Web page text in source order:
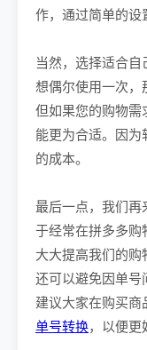
作，通过简单的设
当然，选择适合
想偶尔使用一次，
但如果您的购物需
能更为合适。因
的成本。
最后一点，我们再
于经常在拼多多购
大大提高我们的购
还可以避免因单号
建议大家在购买
单号转换，以便更